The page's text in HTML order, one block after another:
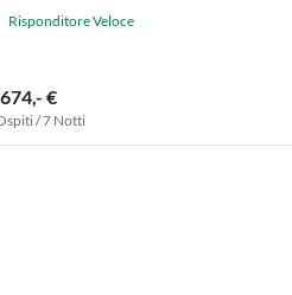
Risponditore Veloce
€
/ 7 Notti